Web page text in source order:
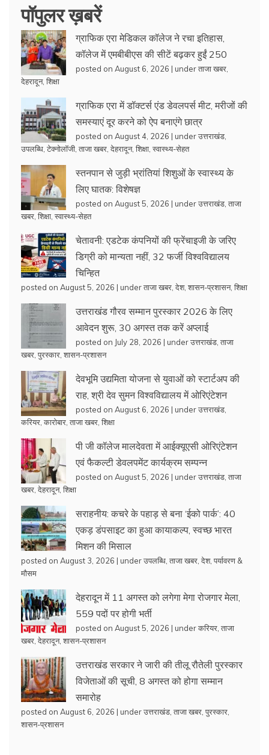
पॉपुलर ख़बरें
ग्राफिक एरा मेडिकल कॉलेज ने रचा इतिहास,
कॉलेज में एमबीबीएस की सीटें बढ़कर हुईं 250
posted on August 6, 2026 | underताजा खबर
देहरादून, शिक्षा
ग्राफिक एरा में डॉक्टर्स एंड डेवलपर्स मीट, मरीजों की
समस्याएं दूर करने को ऐप बनाएंगे छात्र
posted on August 4, 2026 | underउत्तराखंड
उपलब्धि टेक्नोलॉजी ताजा खबर देहरादून, शिक्षा स्वास्थ्य-सेहत
स्तनपान से जुड़ी भ्रांतियां शिशुओं के स्वास्थ्य के
लिए घातक: विशेषज्ञ
posted on August 5, 2026 | underउत्तराखंड ताजा
खबर शिक्षा स्वास्थ्य-सेहत
चेतावनी: एडटेक कंपनियों की फ्रेंचाइजी के जरिए
डिग्री को मान्यता नहीं, 32 फर्जी विश्वविद्यालय
चिन्हित
posted on August 5, 2026 | underताजा खबर देश, शासन-प्रशासन, शिक्षा
उत्तराखंड गौरव सम्मान पुरस्कार 2026 के लिए
आवेदन शुरू, 30 अगस्त तक करें अप्लाई
posted on July 28, 2026 | underउत्तराखंड ताजा
खबर पुरस्कार शासन-प्रशासन
देवभूमि उद्यमिता योजना से युवाओं को स्टार्टअप की
राह, श्री देव सुमन विश्वविद्यालय में ओरिएंटेशन
posted on August 6, 2026 | underउत्तराखंड
करियर कारोबार ताजा खबर शिक्षा
पी जी कॉलेज मालदेवता में आईक्यूएसी ओरिएंटेशन
एवं फैकल्टी डेवलपमेंट कार्यक्रम सम्पन्न
posted on August 5, 2026 | underउत्तराखंड ताजा
खबर देहरादून, शिक्षा
सराहनीय: कचरे के पहाड़ से बना ‘ईको पार्क’: 40
एकड़ डंपसाइट का हुआ कायाकल्प, स्वच्छ भारत
मिशन की मिसाल
posted on August 3, 2026 | underउपलब्धि ताजा खबर देश, पर्यावरण &
मौसम
देहरादून में 11 अगस्त को लगेगा मेगा रोजगार मेला,
559 पदों पर होगी भर्ती
posted on August 5, 2026 | underकरियर ताजा
खबर देहरादून, शासन-प्रशासन
उत्तराखंड सरकार ने जारी की तीलू रौतेली पुरस्कार
विजेताओं की सूची, 8 अगस्त को होगा सम्मान
समारोह
posted on August 6, 2026 | underउत्तराखंड ताजा खबर पुरस्कार
शासन-प्रशासन